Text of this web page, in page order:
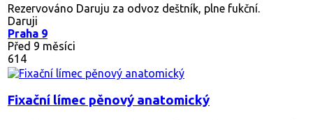
Rezervováno Daruju za odvoz deštník, plne fukční.
Daruji
Praha 9
Před 9 měsíci
614
Fixační límec pěnový anatomický